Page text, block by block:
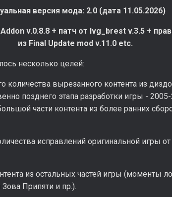
версия мода: 2.0 (дата 11.05.2026)
v.0.8.8 + патч от lvg_brest v.3.5 +
из Final Update mod v.11.0 etc.
несколько целей:
вырезанного контента из
позднего этапа разработки игры -
части контента из более ранних
исправлений оригинальной игры
из остальных частей игры (моменты
Припяти и пр.).